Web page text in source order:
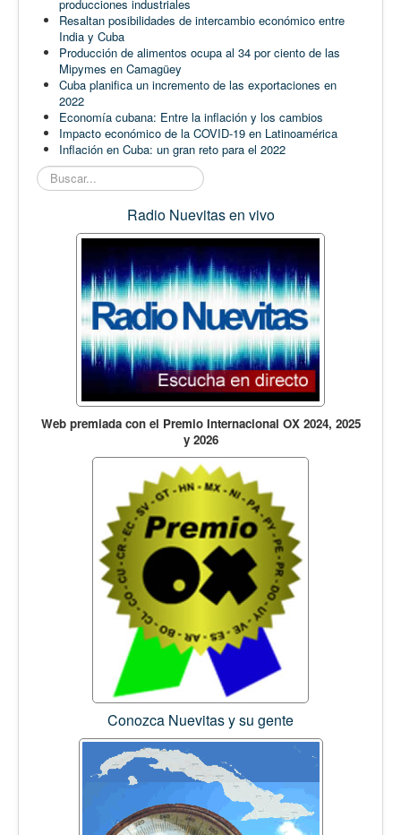
producciones industriales
Resaltan posibilidades de intercambio económico entre
India y Cuba
Producción de alimentos ocupa al 34 por ciento de las
Mipymes en Camagüey
Cuba planifica un incremento de las exportaciones en
2022
Economía cubana: Entre la inflación y los cambios
Impacto económico de la COVID-19 en Latinoamérica
Inflación en Cuba: un gran reto para el 2022
Buscar...
Radio Nuevitas en vivo
Web premiada con el Premio Internacional OX 2024, 2025
y 2026
Conozca Nuevitas y su gente